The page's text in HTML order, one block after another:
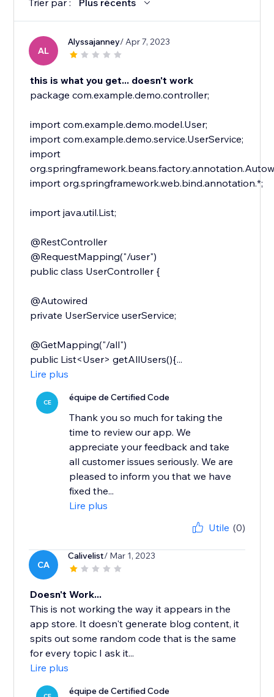
Trier par : Plus récents
AL
Alyssajanney/ Apr 7, 2023
this is what you get... doesn't work
package com.example.demo.controller;
import com.example.demo.model.User;
import com.example.demo.service.UserService;
import
import org.springframework.web.bind.annotation.*;
import java.util.List;
@RestController
@RequestMapping("/user")
public class UserController {
@Autowired
private UserService userService;
@GetMapping("/all")
public List<User> getAllUsers(){...
Lire plus
CE équipe de Certified Code
Thank you so much for taking the
time to review our app. We
appreciate your feedback and take
all customer issues seriously. We are
pleased to inform you that we have
fixed the...
Lire plus
Utile (0)
CA
Calivelist/ Mar 1, 2023
Doesn't Work...
This is not working the way it appears in the
app store. It doesn't generate blog content, it
spits out some random code that is the same
for every topic I ask it...
Lire plus
équipe de Certified Code